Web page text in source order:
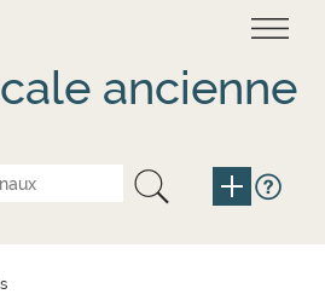
ancienne